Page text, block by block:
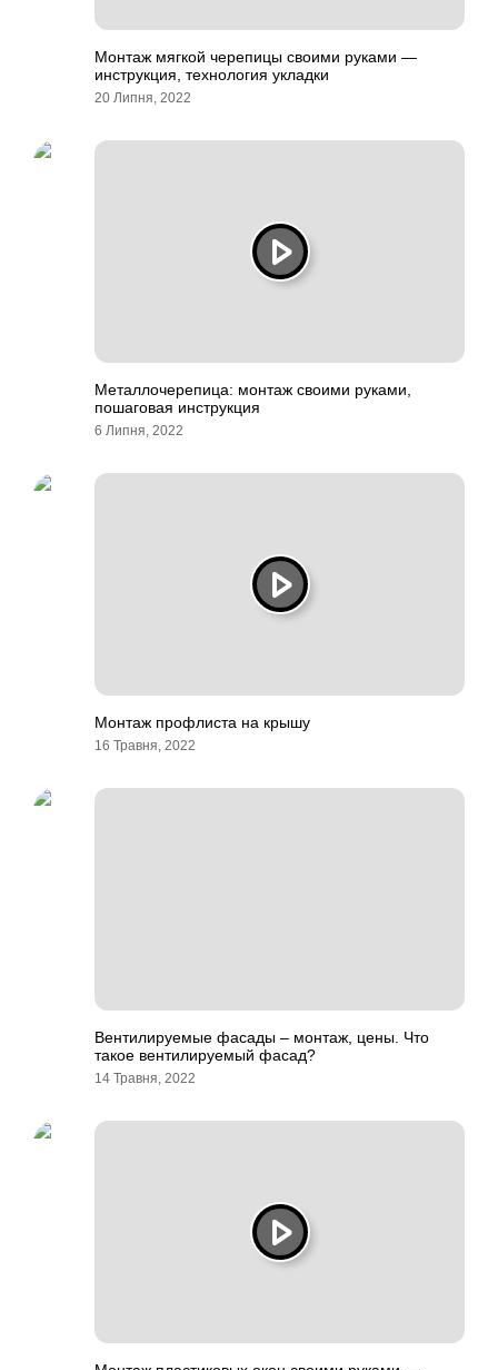
Монтаж мягкой черепицы своими руками —
инструкция, технология укладки
20 Липня, 2022
Металлочерепица: монтаж своими руками,
пошаговая инструкция
6 Липня, 2022
Монтаж профлиста на крышу
16 Травня, 2022
Вентилируемые фасады – монтаж, цены. Что
такое вентилируемый фасад?
14 Травня, 2022